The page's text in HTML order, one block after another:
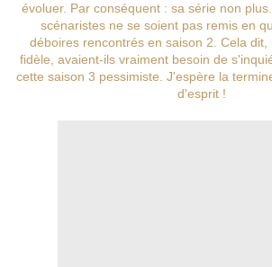
évoluer. Par conséquent : sa série non
scénaristes ne se soient pas remis en
déboires rencontrés en saison 2. Cela dit,
fidèle, avaient-ils vraiment besoin de
cette saison 3 pessimiste. J'espère la
d'esprit !